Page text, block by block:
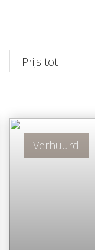
Prijs tot
Verhuurd